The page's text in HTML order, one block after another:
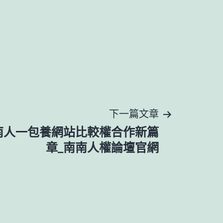
下一篇文章
一包養網站比較權合作新篇
章_南南人權論壇官網